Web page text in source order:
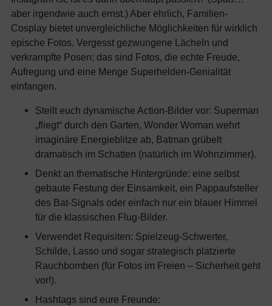
aber irgendwie auch ernst.) Aber ehrlich, Familien-
Cosplay bietet unvergleichliche Möglichkeiten für wirklich
epische Fotos. Vergesst gezwungene Lächeln und
verkrampfte Posen; das sind Fotos, die echte Freude,
Aufregung und eine Menge Superhelden-Genialität
einfangen.
Stellt euch dynamische Action-Bilder vor: Superman
„fliegt“ durch den Garten, Wonder Woman wehrt
imaginäre Energieblitze ab, Batman grübelt
dramatisch im Schatten (natürlich im Wohnzimmer).
Denkt an thematische Hintergründe: eine selbst
gebaute Festung der Einsamkeit, ein Pappaufsteller
des Bat-Signals oder einfach nur ein blauer Himmel
für die klassischen Flug-Bilder.
Verwendet Requisiten: Spielzeug-Schwerter,
Schilde, Lasso und sogar strategisch platzierte
Rauchbomben (für Fotos im Freien – Sicherheit geht
vor!).
Hashtags sind eure Freunde: